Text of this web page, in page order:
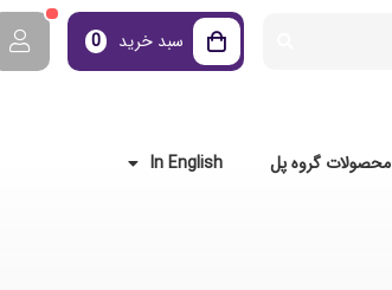
سبد خرید 0
محصولات گروه پل In English